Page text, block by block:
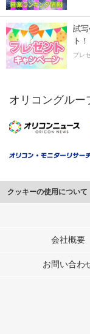
試
ト！
プレ
オリコングルー
クッキーの使用について
このサイトでは Cookie
行っています。
メディアや広告配信、
会社概要
お問い合わ